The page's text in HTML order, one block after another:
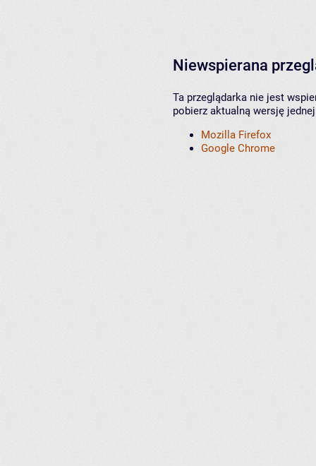
Niewspierana
Ta przeglądarka nie jest
pobierz aktualną wersję
Mozilla Firefox
Google Chrome